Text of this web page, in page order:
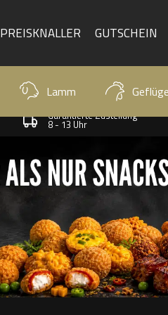
PREISKNALLER GUTSCHEIN
Lamm
Garantierte Zustellung
8 - 13 Uhr